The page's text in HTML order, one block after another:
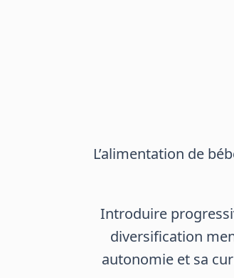
L’alimentation de
Introduire
diversification
autonomie et sa